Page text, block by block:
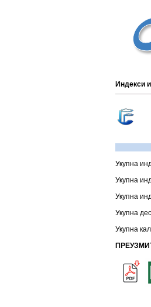
Индекси
Укупна
Укупна
Укупна
Укупна
Укупна